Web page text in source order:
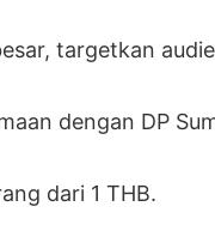
targetkan
dengan DP
dari 1 THB.